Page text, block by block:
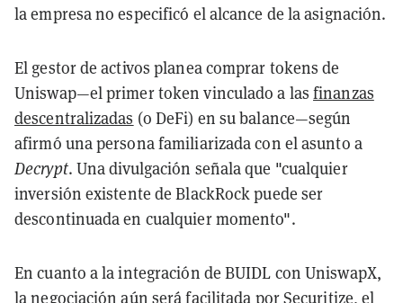
la empresa no especificó el alcance de la asignación.
El gestor de activos planea comprar tokens de
Uniswap—el primer token vinculado a lasfinanzas
descentralizadas (o DeFi) en su balance—según
afirmó una persona familiarizada con el asunto a
Decrypt. Una divulgación señala que "cualquier
inversión existente de BlackRock puede ser
descontinuada en cualquier momento".
En cuanto a la integración de BUIDL con UniswapX,
la negociación aún será facilitada por Securitize, el